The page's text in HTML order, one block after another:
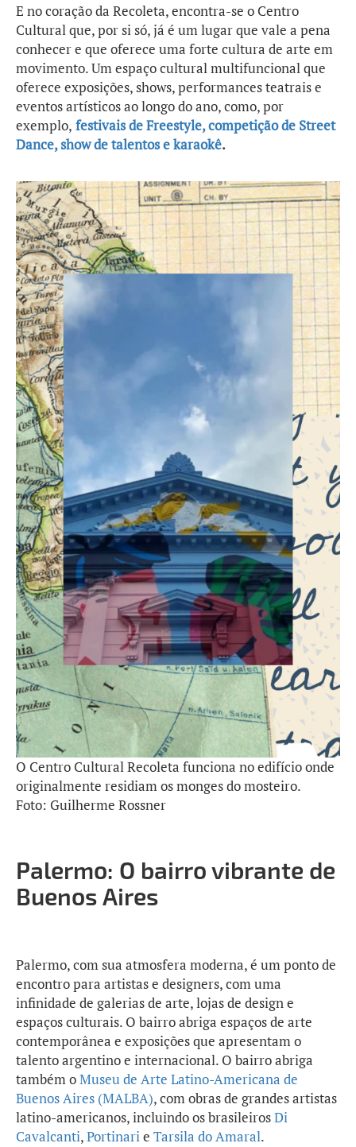
E no coração da Recoleta, encontra-se o Centro
Cultural que, por si só, já é um lugar que vale a pena
conhecer e que oferece uma forte cultura de arte em
movimento. Um espaço cultural multifuncional que
oferece exposições, shows, performances teatrais e
eventos artísticos ao longo do ano, como, por
exemplo, festivais de Freestyle, competição de Street
Dance, show de talentos e karaokê.
O Centro Cultural Recoleta funciona no edifício onde
originalmente residiam os monges do mosteiro.
Foto: Guilherme Rossner
Palermo: O bairro vibrante de
Buenos Aires
Palermo, com sua atmosfera moderna, é um ponto de
encontro para artistas e designers, com uma
infinidade de galerias de arte, lojas de design e
espaços culturais. O bairro abriga espaços de arte
contemporânea e exposições que apresentam o
talento argentino e internacional. O bairro abriga
também oMuseu de Arte Latino-Americana de
Buenos Aires (MALBA), com obras de grandes artistas
latino-americanos, incluindo os brasileirosDi
Cavalcanti,Portinarie Tarsila do Amaral.